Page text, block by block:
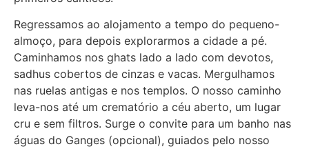
Regressamos ao alojamento a tempo do pequeno-
almoço, para depois explorarmos a cidade a pé.
Caminhamos nos ghats lado a lado com devotos,
sadhus cobertos de cinzas e vacas. Mergulhamos
nas ruelas antigas e nos templos. O nosso caminho
leva-nos até um crematório a céu aberto, um lugar
cru e sem filtros. Surge o convite para um banho nas
águas do Ganges (opcional), guiados pelo nosso